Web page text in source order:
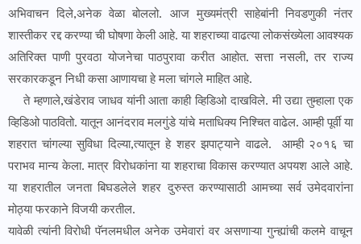
अभिवाचन दिले,अनेक वेळा बोललो. आज मुख्यमंत्री साहेबांनी निवडणुकी नंतर
शास्तीकर रद्द करण्या ची घोषणा केली आहे. या शहराच्या वाढत्या लोकसंख्येला आवश्यक
अतिरिक्त पाणी पुरवठा योजनेचा पाठपुरावा करीत आहोत. सत्ता नसली, तर राज्य
सरकारकडून निधी कसा आणायचा हे मला चांगले माहित आहे.
ते म्हणाले,खंडेराव जाधव यांनी आता काही व्हिडिओ दाखविले. मी उद्या तुम्हाला एक
व्हिडिओ पाठवितो. यातून आनंदराव मलगुंडे यांचे मताधिक्य निश्चित वाढेल. आम्ही पूर्वी या
शहरात चांगल्या सुविधा दिल्या,त्यातून हे शहर झपाट्याने वाढले. आम्ही २०१६ चा
पराभव मान्य केला. मात्र विरोधकांना या शहराचा विकास करण्यात अपयश आले आहे.
या शहरातील जनता बिघडलेले शहर दुरुस्त करण्यासाठी आमच्या सर्व उमेदवारांना
मोठ्या फरकाने विजयी करतील.
यावेळी त्यांनी विरोधी पॅनलमधील अनेक उमेवारां वर असणाऱ्या गुन्ह्यांची कलमे वाचून